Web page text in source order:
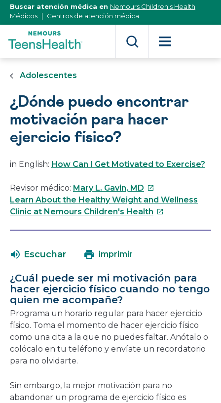
[Skip
Content]
Buscar atención médica en Nemours Children's Health
Médicos
Centros de atención médica
Adolescentes
¿Dónde puedo encontrar
motivación para hacer
ejercicio físico?
in English: How Can I Get Motivated to Exercise?
Revisor médico: Mary L. Gavin, MD Este
enlace
se
Learn About the Healthy Weight and Wellness
Clinic at Nemours Children's Health Este
nueva
ventana
Escuchar imprimir
¿Cuál puede ser mi motivación para
hacer ejercicio físico cuando no tengo
quien me acompañe?
Programa un horario regular para hacer ejercicio
físico. Toma el momento de hacer ejercicio físico
como una cita a la que no puedes faltar. Anótalo o
colócalo en tu teléfono y envíate un recordatorio
para no olvidarte.
Sin embargo, la mejor motivación para no
abandonar un programa de ejercicio físico es